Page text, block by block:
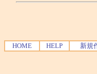
HOME HELP 新規